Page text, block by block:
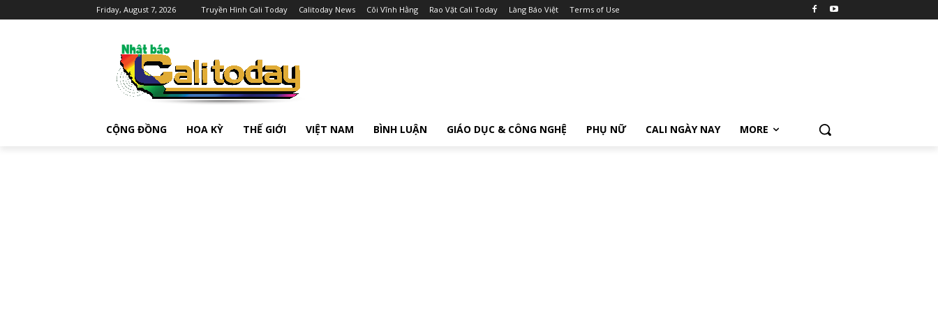
Friday, August 7, 2026 Truyền Hình Cali Today Calitoday News Cõi Vĩnh Hằng Rao Vặt Cali Today Làng Báo Việt Terms of Use
CỘNG ĐỒNG HOA KỲ THẾ GIỚI VIỆT NAM BÌNH LUẬN GIÁO DỤC & CÔNG NGHỆ PHỤ NỮ CALI NGÀY NAY MORE